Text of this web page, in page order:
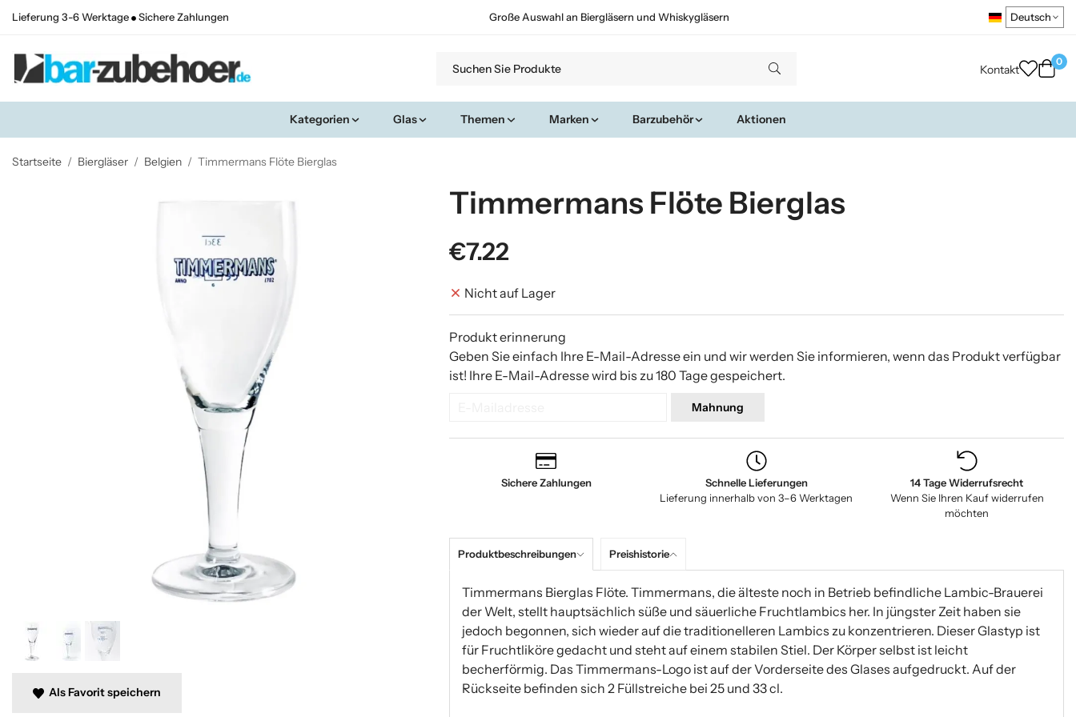
Lieferung 3-6 Werktage Sichere Zahlungen Große Auswahl an Biergläsern und Whiskygläsern
Kontakt
0
Kategorien Glas Themen Marken Barzubehör Aktionen
Startseite / Biergläser / Belgien / Timmermans Flöte Bierglas
Timmermans Flöte Bierglas
€7.22
Nicht auf Lager
Produkt erinnerung
Geben Sie einfach Ihre E-Mail-Adresse ein und wir werden Sie informieren, wenn das Produkt verfügbar
ist! Ihre E-Mail-Adresse wird bis zu 180 Tage gespeichert.
Mahnung
Sichere Zahlungen
Schnelle Lieferungen
Lieferung innerhalb von 3–6 Werktagen
14 Tage Widerrufsrecht
Wenn Sie Ihren Kauf widerrufen
möchten
Produktbeschreibungen Preishistorie
Timmermans Bierglas Flöte. Timmermans, die älteste noch in Betrieb befindliche Lambic-Brauerei
der Welt, stellt hauptsächlich süße und säuerliche Fruchtlambics her. In jüngster Zeit haben sie
jedoch begonnen, sich wieder auf die traditionelleren Lambics zu konzentrieren. Dieser Glastyp ist
für Fruchtliköre gedacht und steht auf einem stabilen Stiel. Der Körper selbst ist leicht
becherförmig. Das Timmermans-Logo ist auf der Vorderseite des Glases aufgedruckt. Auf der
Rückseite befinden sich 2 Füllstreiche bei 25 und 33 cl.
Als Favorit speichern